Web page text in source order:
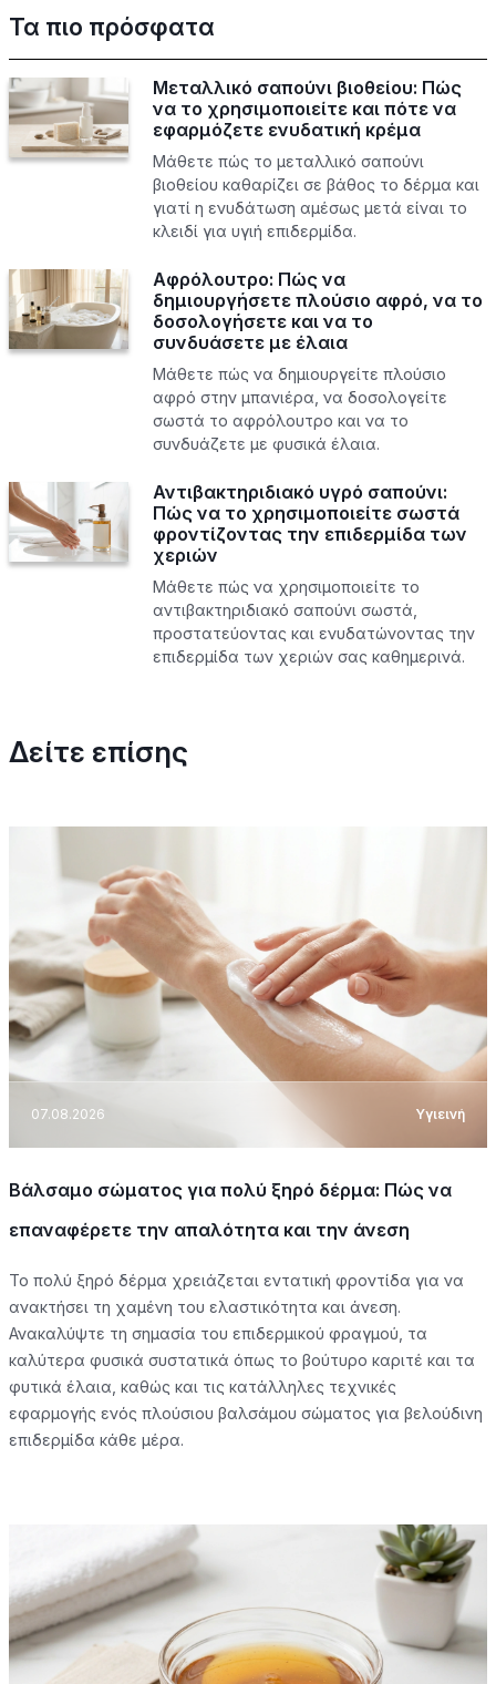
Τα πιο πρόσφατα
Μεταλλικό σαπούνι βιοθείου: Πώς
να το χρησιμοποιείτε και πότε να
εφαρμόζετε ενυδατική κρέμα
Μάθετε πώς το μεταλλικό σαπούνι
βιοθείου καθαρίζει σε βάθος το δέρμα και
γιατί η ενυδάτωση αμέσως μετά είναι το
κλειδί για υγιή επιδερμίδα.
Αφρόλουτρο: Πώς να
δημιουργήσετε πλούσιο αφρό, να το
δοσολογήσετε και να το
συνδυάσετε με έλαια
Μάθετε πώς να δημιουργείτε πλούσιο
αφρό στην μπανιέρα, να δοσολογείτε
σωστά το αφρόλουτρο και να το
συνδυάζετε με φυσικά έλαια.
Αντιβακτηριδιακό υγρό σαπούνι:
Πώς να το χρησιμοποιείτε σωστά
φροντίζοντας την επιδερμίδα των
χεριών
Μάθετε πώς να χρησιμοποιείτε το
αντιβακτηριδιακό σαπούνι σωστά,
προστατεύοντας και ενυδατώνοντας την
επιδερμίδα των χεριών σας καθημερινά.
Δείτε επίσης
07.08.2026 Υγιεινή
Βάλσαμο σώματος για πολύ ξηρό δέρμα: Πώς να
επαναφέρετε την απαλότητα και την άνεση
Το πολύ ξηρό δέρμα χρειάζεται εντατική φροντίδα για να
ανακτήσει τη χαμένη του ελαστικότητα και άνεση.
Ανακαλύψτε τη σημασία του επιδερμικού φραγμού, τα
καλύτερα φυσικά συστατικά όπως το βούτυρο καριτέ και τα
φυτικά έλαια, καθώς και τις κατάλληλες τεχνικές
εφαρμογής ενός πλούσιου βαλσάμου σώματος για βελούδινη
επιδερμίδα κάθε μέρα.